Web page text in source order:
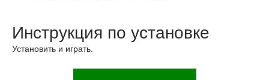
Инструкция по установке
Установить и играть.